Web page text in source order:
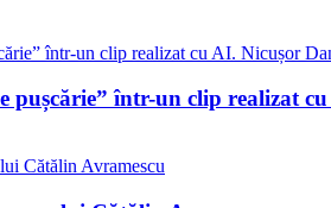
pușcărie” într-un clip